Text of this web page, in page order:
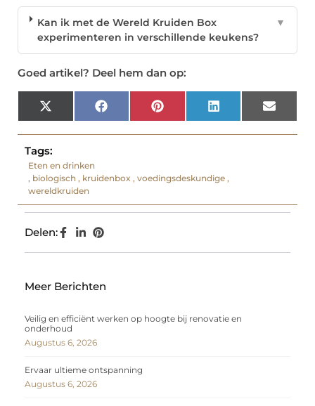
Kan ik met de Wereld Kruiden Box
experimenteren in verschillende keukens?
▼
Goed artikel? Deel hem dan op:
X
(Twitter)
Facebook Pinterest LinkedIn Email
Tags:
Eten en drinken
, biologisch , kruidenbox , voedingsdeskundige ,
wereldkruiden
Delen:
Meer Berichten
Veilig en efficiënt werken op hoogte bij renovatie en
onderhoud
Augustus 6, 2026
Ervaar ultieme ontspanning
Augustus 6, 2026